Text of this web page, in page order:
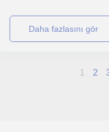
daha fazlasını gör
1 2